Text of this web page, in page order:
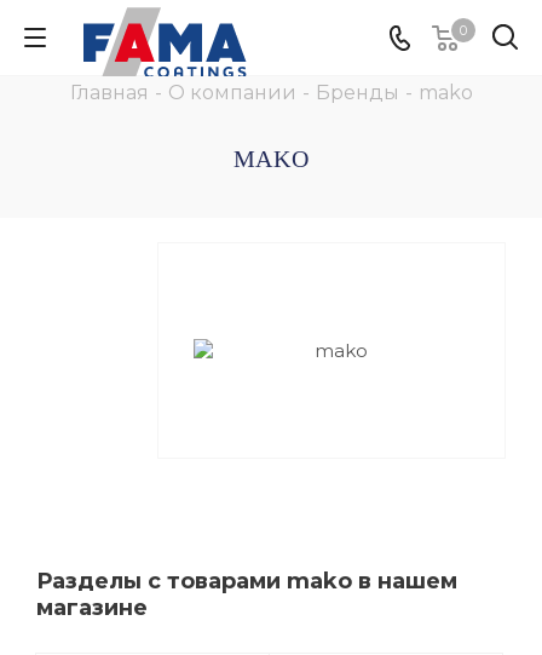
0
Главная - О компании - Бренды - mako
MAKO
Разделы с товарами mako в нашем
магазине